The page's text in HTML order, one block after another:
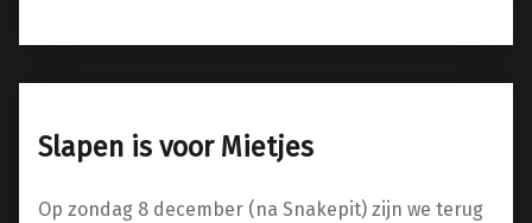
Slapen is voor Mietjes
Op zondag 8 december (na Snakepit) zijn we terug